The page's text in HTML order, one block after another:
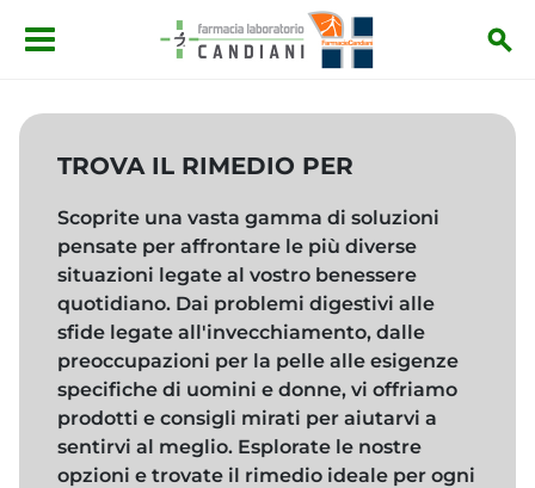
TROVA IL RIMEDIO PER
Scoprite una vasta gamma di soluzioni
pensate per affrontare le più diverse
situazioni legate al vostro benessere
quotidiano. Dai problemi digestivi alle
sfide legate all'invecchiamento, dalle
preoccupazioni per la pelle alle esigenze
specifiche di uomini e donne, vi offriamo
prodotti e consigli mirati per aiutarvi a
sentirvi al meglio. Esplorate le nostre
opzioni e trovate il rimedio ideale per ogni